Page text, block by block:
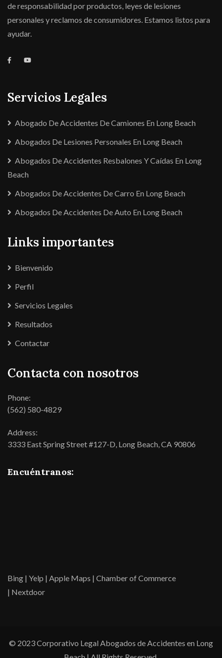
de responsabilidad por productos, leyes de lesiones
personales y reclamos de consumidores. Estamos listos para
ayudar.
Servicios Legales
Abogado De Accidentes De Camiones En Long Beach
Abogados De Lesiones Personales En Long Beach
Abogados De Accidentes Resbalones Y Caídas En Long
Beach
Abogados De Accidentes De Carro En Long Beach
Abogados De Accidentes De Auto En Long Beach
Links importantes
Bienvenido
Perfil
Servicios Legales
Resultados
Contactar
Contacta con nosotros
Phone:
(562) 580-4829
Address:
3333 East Spring Street #127-D, Long Beach, CA 90806
Encuéntranos:
Bing | Yelp | Apple Maps | Chamber of Commerce
| Nextdoor
© 2023 Corporativo Legal Abogados de Accidentes en Long